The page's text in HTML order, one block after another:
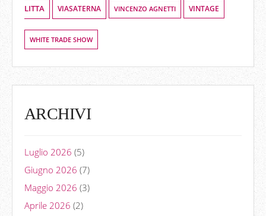
LITTA VIASATERNA VINCENZO AGNETTI VINTAGE
WHITE TRADE SHOW
ARCHIVI
Luglio 2026 (5)
Giugno 2026 (7)
Maggio 2026 (3)
Aprile 2026 (2)